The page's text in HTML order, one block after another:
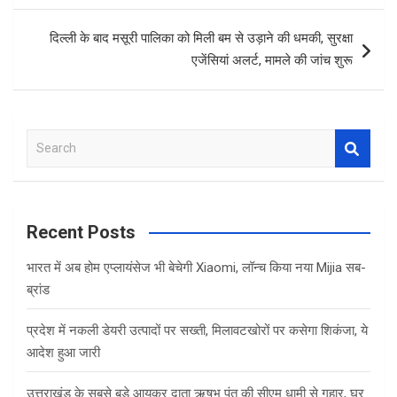
k
p
दिल्ली के बाद मसूरी पालिका को मिली बम से उड़ाने की धमकी, सुरक्षा
एजेंसियां अलर्ट, मामले की जांच शुरू
a
c
Recent Posts
भारत में अब होम एप्लायंसेज भी बेचेगी Xiaomi, लॉन्च किया नया Mijia सब-
ब्रांड
प्रदेश में नकली डेयरी उत्पादों पर सख्ती, मिलावटखोरों पर कसेगा शिकंजा, ये
आदेश हुआ जारी
उत्तराखंड के सबसे बड़े आयकर दाता ऋषभ पंत की सीएम धामी से गुहार, घर